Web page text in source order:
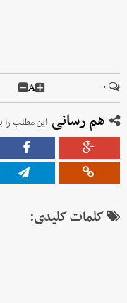
۰ A
هم رسانی این مطلب را
کلمات کلیدی: